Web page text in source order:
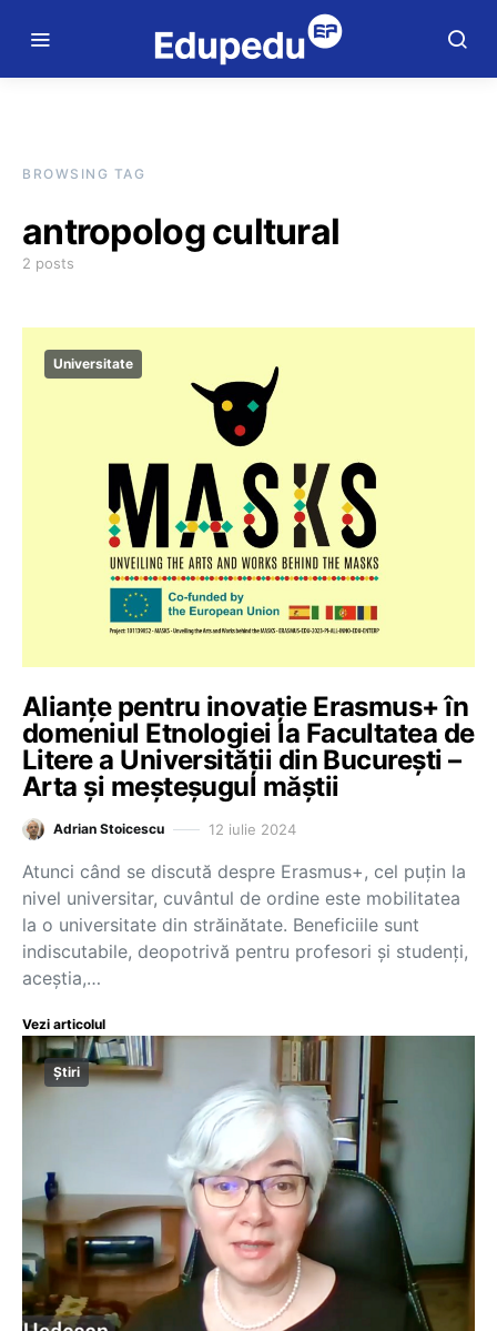
BROWSING TAG
antropolog cultural
2 posts
Universitate
Alianțe pentru inovație Erasmus+ în
domeniul Etnologiei la Facultatea de
Litere a Universității din București –
Arta și meșteșugul măștii
Adrian Stoicescu 12 iulie 2024
Atunci când se discută despre Erasmus+, cel puțin la
nivel universitar, cuvântul de ordine este mobilitatea
la o universitate din străinătate. Beneficiile sunt
indiscutabile, deopotrivă pentru profesori și studenți,
aceștia,…
Vezi articolul
Știri